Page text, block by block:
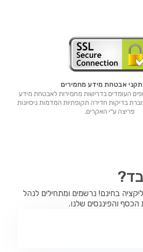
תקני אבטחת מידע מחמירים
העומדים בדרישות מחמירות לאבטחת מידע
בדיקות חדירה תקופתיות המדמות ניסיונות
פריצה ע״י האקרים.
בחינם! נרשמים ומתחילים לנהל
והפיננסים שלנו.